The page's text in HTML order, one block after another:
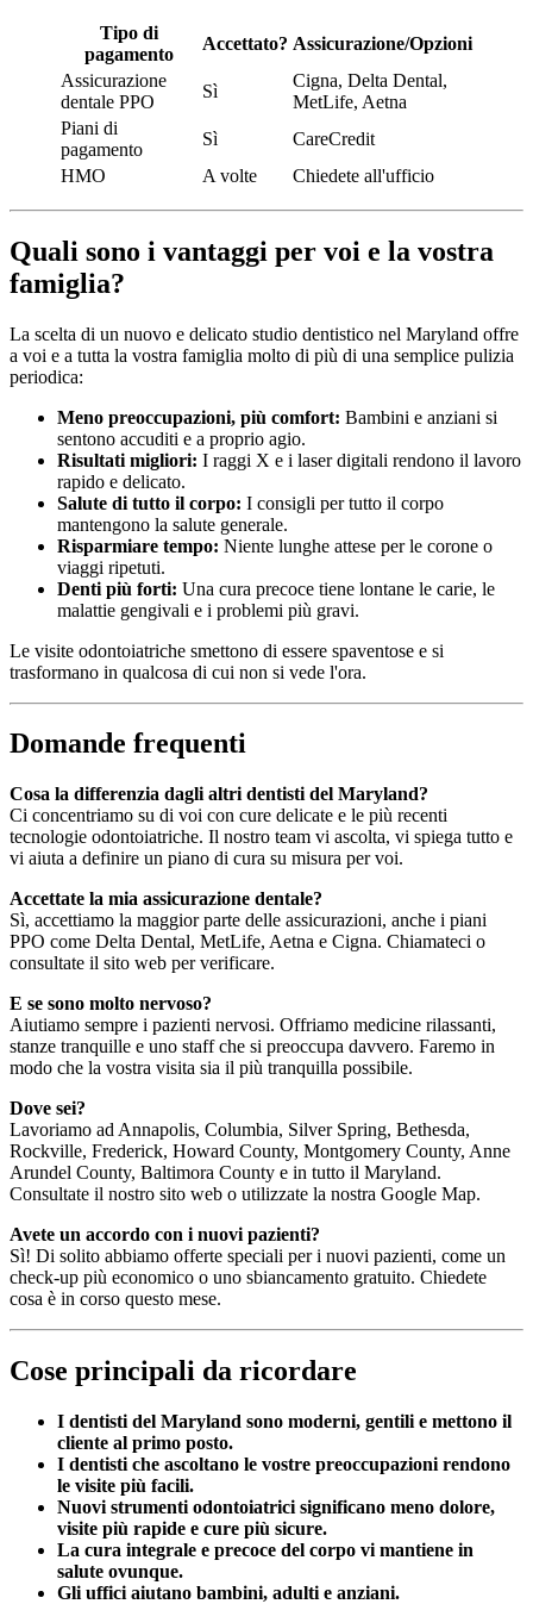
Tipo di
pagamento
Accettato? Assicurazione/Opzioni
Assicurazione
dentale PPO
Sì
Cigna, Delta Dental,
MetLife, Aetna
Piani di
pagamento
Sì
CareCredit
HMO
A volte Chiedete all'ufficio
Quali sono i vantaggi per voi e la vostra
famiglia?
La scelta di un nuovo e delicato studio dentistico nel Maryland offre
a voi e a tutta la vostra famiglia molto di più di una semplice pulizia
periodica:
Meno preoccupazioni, più comfort: Bambini e anziani si
sentono accuditi e a proprio agio.
Risultati migliori: I raggi X e i laser digitali rendono il lavoro
rapido e delicato.
Salute di tutto il corpo: I consigli per tutto il corpo
mantengono la salute generale.
Risparmiare tempo: Niente lunghe attese per le corone o
viaggi ripetuti.
Denti più forti: Una cura precoce tiene lontane le carie, le
malattie gengivali e i problemi più gravi.
Le visite odontoiatriche smettono di essere spaventose e si
trasformano in qualcosa di cui non si vede l'ora.
Domande frequenti
Cosa la differenzia dagli altri dentisti del Maryland?
Ci concentriamo su di voi con cure delicate e le più recenti
tecnologie odontoiatriche. Il nostro team vi ascolta, vi spiega tutto e
vi aiuta a definire un piano di cura su misura per voi.
Accettate la mia assicurazione dentale?
Sì, accettiamo la maggior parte delle assicurazioni, anche i piani
PPO come Delta Dental, MetLife, Aetna e Cigna. Chiamateci o
consultate il sito web per verificare.
E se sono molto nervoso?
Aiutiamo sempre i pazienti nervosi. Offriamo medicine rilassanti,
stanze tranquille e uno staff che si preoccupa davvero. Faremo in
modo che la vostra visita sia il più tranquilla possibile.
Dove sei?
Lavoriamo ad Annapolis, Columbia, Silver Spring, Bethesda,
Rockville, Frederick, Howard County, Montgomery County, Anne
Arundel County, Baltimora County e in tutto il Maryland.
Consultate il nostro sito web o utilizzate la nostra Google Map.
Avete un accordo con i nuovi pazienti?
Sì! Di solito abbiamo offerte speciali per i nuovi pazienti, come un
check-up più economico o uno sbiancamento gratuito. Chiedete
cosa è in corso questo mese.
Cose principali da ricordare
I dentisti del Maryland sono moderni, gentili e mettono il
cliente al primo posto.
I dentisti che ascoltano le vostre preoccupazioni rendono
le visite più facili.
Nuovi strumenti odontoiatrici significano meno dolore,
visite più rapide e cure più sicure.
La cura integrale e precoce del corpo vi mantiene in
salute ovunque.
Gli uffici aiutano bambini, adulti e anziani.